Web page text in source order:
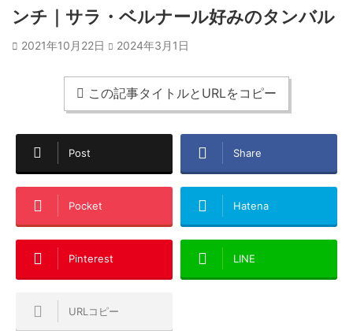
ンチ｜サラ・ベルナール好みのタンバル
2021年10月22日 2024年3月1日
この記事タイトルとURLをコピー
Post Share
Pocket Hatena
Pinterest LINE
URLコピー